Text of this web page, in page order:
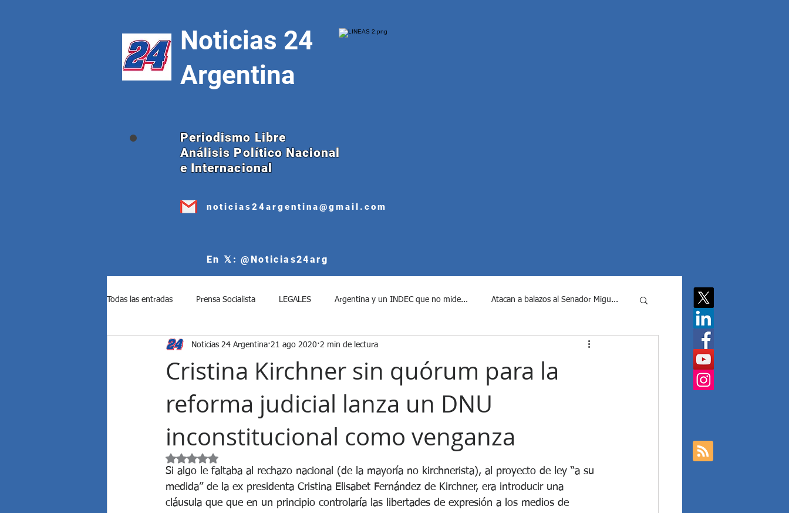
Noticias 24
Argentina
Periodismo Libre
Análisis Político Nacional
e Internacional
noticias24argentina@gmail.com
En 𝕏: @Noticias24arg
Todas las entradas Prensa Socialista LEGALES Argentina y un INDEC que no mide... Atacan a balazos al Senador Migu...
Ataque de Israel a Irán Ataque de Javier Milei al period... ¿Fraude Libertario? Candidatos a Diputados Nacionale...
Causas contra Cristina Kirchner Colombia Violenta
Diputados rechazó los vetos de M... Disposiciones Claves a las que d... Durísima derrota para Javier Mil...
EE.UU. bombardeó a Irán El Senado blinda por ley a los p... El Senado rechaza Decretos del p... Elecciones Argentina
Cristina Kirchner sin quórum para la
reforma judicial lanza un DNU
inconstitucional como venganza
Noticias 24 Argentina 21 ago 2020 2 min de lectura
Obtuvo NaN de 5 estrellas.
Si algo le faltaba al rechazo nacional (de la mayoría no kirchnerista), al proyecto de ley “a su
medida” de la ex presidenta Cristina Elisabet Fernández de Kirchner, era introducir una
cláusula que que en un principio controlaría las libertades de expresión a los medios de